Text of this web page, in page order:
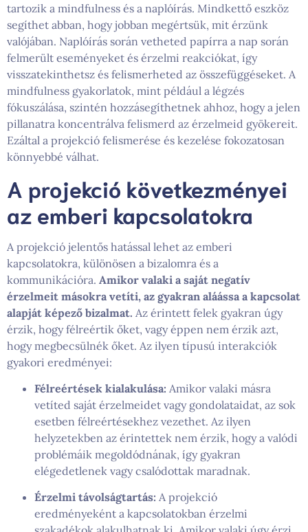
tartozik a mindfulness és a naplóírás. Mindkettő eszköz
segíthet abban, hogy jobban megértsük, mit érzünk
valójában. Naplóírás során vetheted papírra a nap során
felmerült eseményeket és érzelmi reakciókat, így
visszatekinthetsz és felismerheted az összefüggéseket. A
mindfulness gyakorlatok, mint például a légzés
fókuszálása, szintén hozzásegíthetnek ahhoz, hogy a jelen
pillanatra koncentrálva felismerd az érzelmeid gyökereit.
Ezáltal a projekció felismerése és kezelése fokozatosan
könnyebbé válhat.
A projekció következményei
az emberi kapcsolatokra
A projekció jelentős hatással lehet az emberi
kapcsolatokra, különösen a bizalomra és a
kommunikációra. Amikor valaki a saját negatív
érzelmeit másokra vetíti, az gyakran aláássa a kapcsolat
alapját képező bizalmat. Az érintett felek gyakran úgy
érzik, hogy félreértik őket, vagy éppen nem érzik azt,
hogy megbecsülnék őket. Az ilyen típusú interakciók
gyakori eredményei:
Félreértések kialakulása: Amikor valaki másra
vetíted saját érzelmeidet vagy gondolataidat, az sok
esetben félreértésekhez vezethet. Az ilyen
helyzetekben az érintettek nem érzik, hogy a valódi
problémáik megoldódnának, így gyakran
elégedetlenek vagy csalódottak maradnak.
Érzelmi távolságtartás: A projekció
eredményeként a kapcsolatokban érzelmi